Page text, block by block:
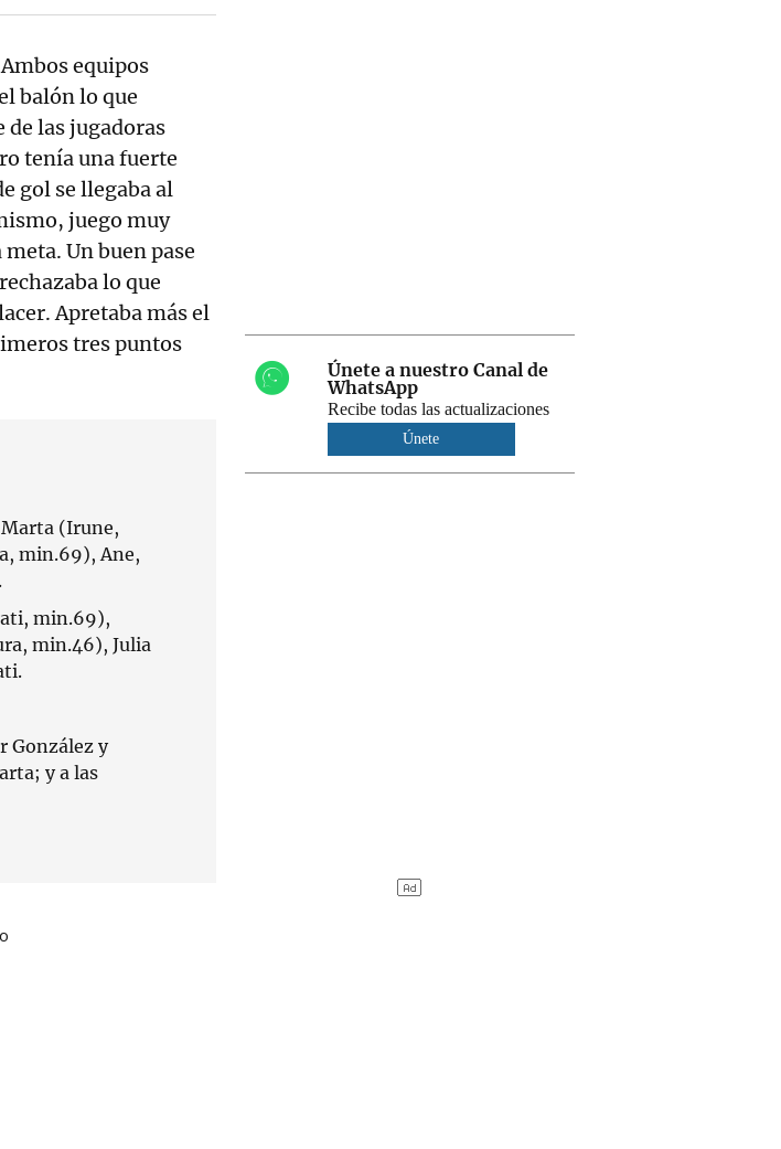
equipos
balón lo que
de las jugadoras
tenía una fuerte
gol se llegaba al
juego muy
Un buen pase
lo que
Apretaba más el
tres puntos
(Irune,
min.69), Ane,
min.69),
min.46), Julia
González y
y a las
Únete a nuestro Canal de
WhatsApp
Recibe todas las actualizaciones
Únete